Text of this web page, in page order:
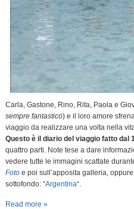
Carla, Gastone, Rino, Rita, Paola e
sempre fantastico) e il loro amore
viaggio da realizzare una volta nella
Questo è il diario del viaggio fatto dal
quattro parti. Note tese a dare
vedere tutte le immagini scattate
Foto e poi sull’apposita galleria, oppure
sottofondo: “Argentina“.
Read more »